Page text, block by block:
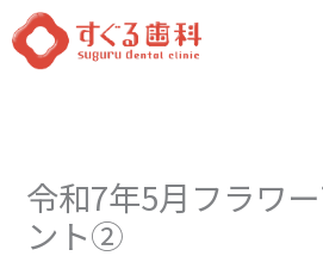
容
令和7年5月フラワ
ント②